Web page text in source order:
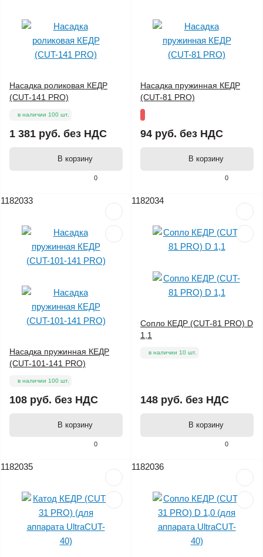
0
Насадка роликовая КЕДР
(CUT-141 PRO)
в наличии 100 шт.
1 381 руб. без НДС
В корзину
0
Насадка пружинная КЕДР
(CUT-81 PRO)
94 руб. без НДС
В корзину
1182033
0
Насадка пружинная КЕДР
(CUT-101-141 PRO)
в наличии 100 шт.
108 руб. без НДС
В корзину
1182034
0
Сопло КЕДР (CUT-81 PRO) D
1,1
в наличии 10 шт.
148 руб. без НДС
В корзину
1182035 1182036